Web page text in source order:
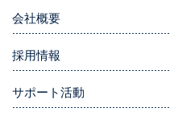
会社概要
採用情報
サポート活動